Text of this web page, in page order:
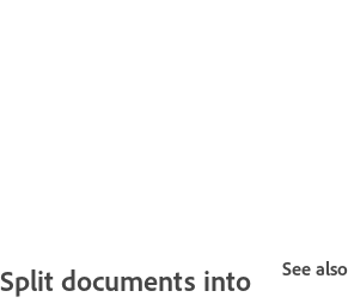
Split documents into
See also